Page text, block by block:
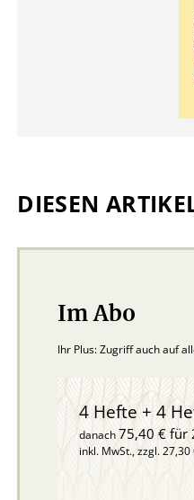
DIESEN
Im Abo
Ihr Plus: Zugriff auch auf
4 Hefte + 4
danach75,40 € für
inkl. MwSt., zzgl.